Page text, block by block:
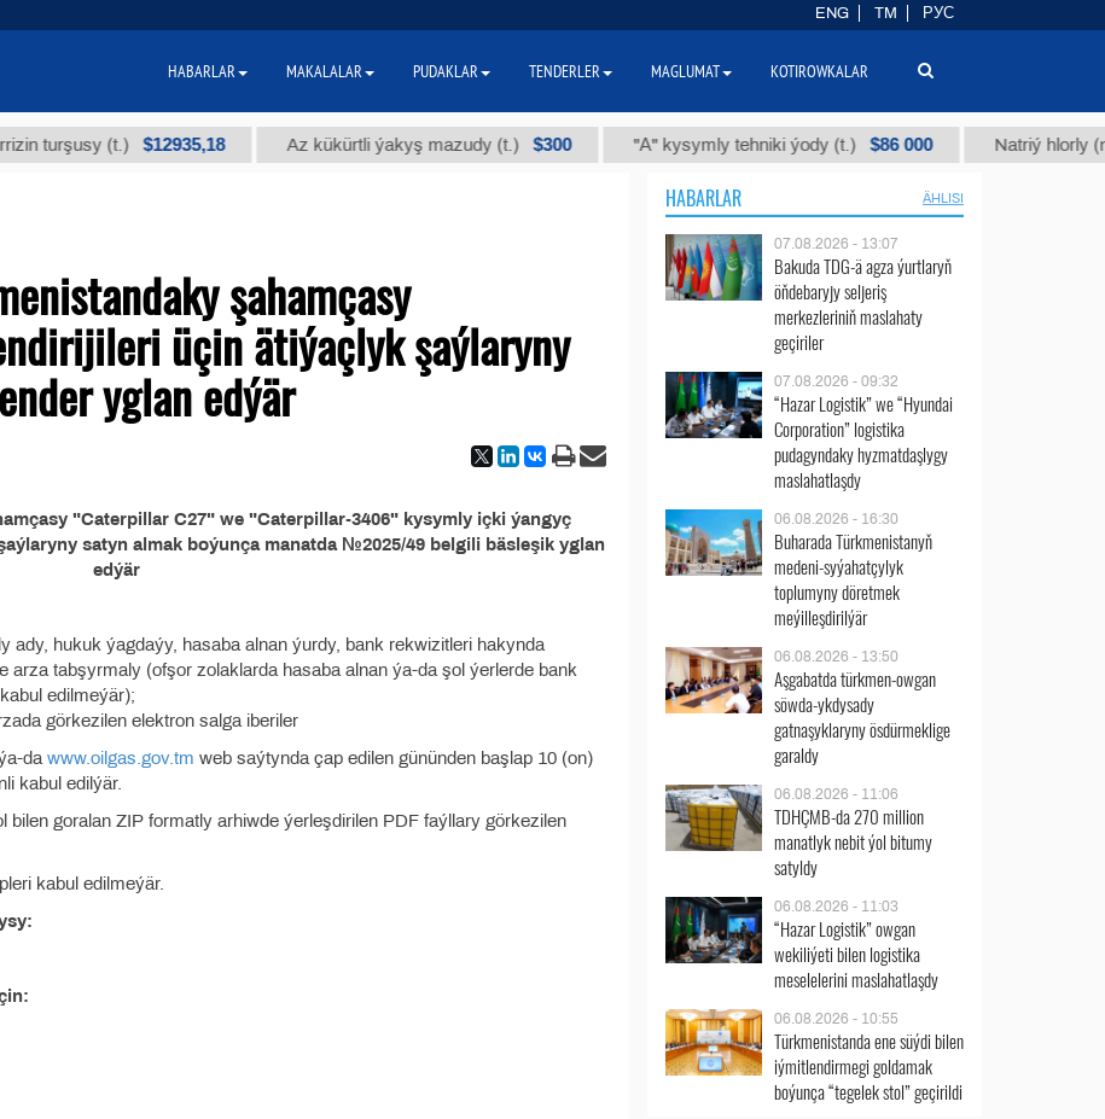
(t.) $12935,18 Az kükürtli ýakyş mazudy (t.) $300 "А" kysymly tehniki ýody (t.) $86 000 Natriý hlorly
şahamçasy
üçin ätiýaçlyk şaýlaryny
yglan edýär
"Caterpillar C27" we "Caterpillar-3406" kysymly içki ýangyç
satyn almak boýunça manatda №2025/49 belgili bäsleşik yglan
edýär
ady, hukuk ýagdaýy, hasaba alnan ýurdy, bank rekwizitleri hakynda
arza tabşyrmaly (ofşor zolaklarda hasaba alnan ýa-da şol ýerlerde bank
edilmeýär);
görkezilen elektron salga iberiler
da www.oilgas.gov.tm web saýtynda çap edilen gününden başlap 10 (on)
kabul edilýär.
goralan ZIP formatly arhiwde ýerleşdirilen PDF faýllary görkezilen
kabul edilmeýär.
HABARLAR ÄHLISI
07.08.2026 - 13:07
Bakuda TDG-ä agza ýurtlaryň
öňdebaryjy seljeriş
merkezleriniň maslahaty
geçiriler
07.08.2026 - 09:32
“Hazar Logistik” we “Hyundai
Corporation” logistika
pudagyndaky hyzmatdaşlygy
maslahatlaşdy
06.08.2026 - 16:30
Buharada Türkmenistanyň
medeni-syýahatçylyk
toplumyny döretmek
meýilleşdirilýär
06.08.2026 - 13:50
Aşgabatda türkmen-owgan
söwda-ykdysady
gatnaşyklaryny ösdürmeklige
garaldy
06.08.2026 - 11:06
TDHÇMB-da 270 million
manatlyk nebit ýol bitumy
satyldy
06.08.2026 - 11:03
“Hazar Logistik” owgan
wekiliýeti bilen logistika
meselelerini maslahatlaşdy
06.08.2026 - 10:55
Türkmenistanda ene süýdi bilen
iýmitlendirmegi goldamak
boýunça “tegelek stol” geçirildi
ENG TM РУС
HABARLAR MAKALALAR PUDAKLAR TENDERLER MAGLUMAT KOTIROWKALAR